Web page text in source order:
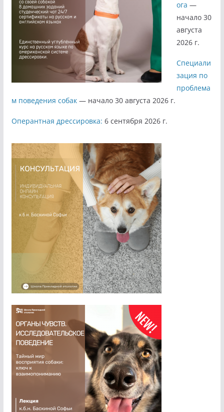
ога —
начало 30
августа
2026 г.
Специали
зация по
проблема
м поведения собак— начало 30 августа 2026 г.
Оперантная дрессировка: 6 сентября 2026 г.